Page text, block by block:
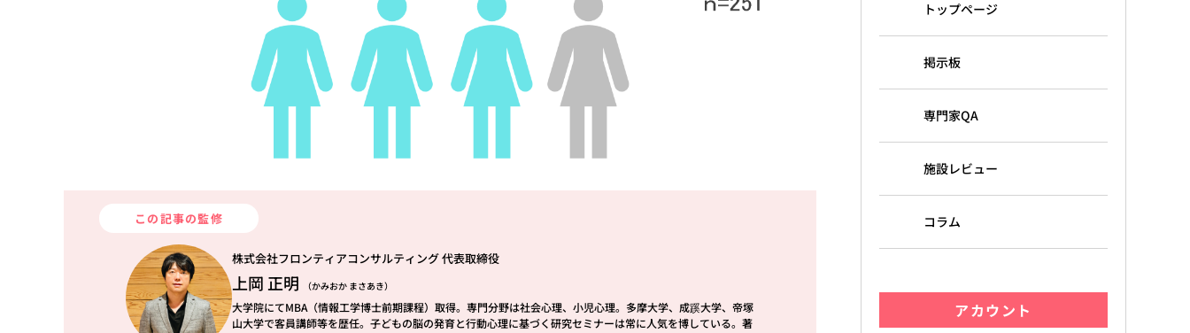
この記事の監修
株式会社フロンティアコンサルティング 代表取締役
上岡 正明 （かみおか まさあき）
大学院にてMBA（情報工学博士前期課程）取得。専門分野は社会心理、小児心理。多摩大学、成蹊大学、帝塚
山大学で客員講師等を歴任。子どもの脳の発育と行動心理に基づく研究セミナーは常に人気を博している。著
トップページ
掲示板
専門家QA
施設レビュー
コラム
アカウント